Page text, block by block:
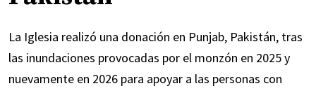
La Iglesia realizó una donación en Punjab, Pakistán, tras
las inundaciones provocadas por el monzón en 2025 y
nuevamente en 2026 para apoyar a las personas con